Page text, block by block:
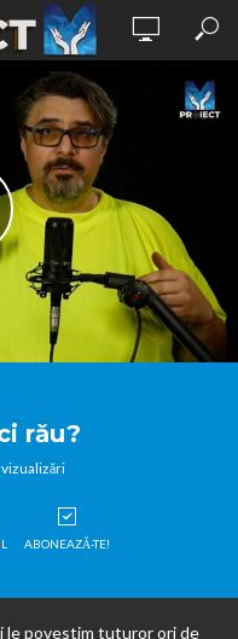
rău?
ABONEAZĂ-TE!
le povestim tuturor ori de